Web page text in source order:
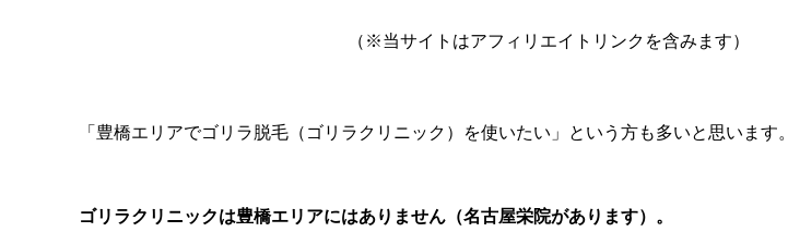
（※当サイトはアフィリエイトリンクを含みます）
「豊橋エリアでゴリラ脱毛（ゴリラクリニック）を使いたい」という方も多いと思います。
ゴリラクリニックは豊橋エリアにはありません（名古屋栄院があります）。